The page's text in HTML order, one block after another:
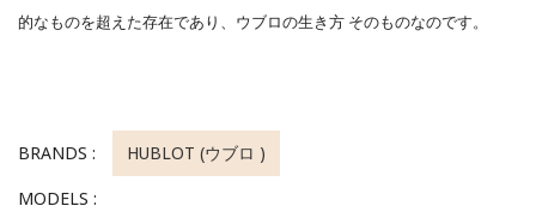
的なものを超えた存在であり、ウブロの生き方 そのものなのです。
BRANDS :
HUBLOT (ウブロ )
MODELS :